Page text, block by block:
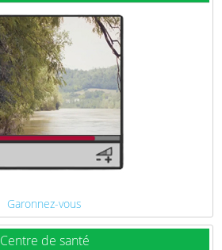
Garonnez-vous
Centre de santé